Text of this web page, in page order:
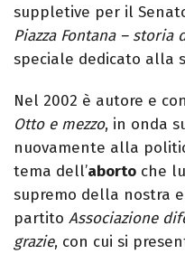
suppletive per il
Piazza Fontana –
speciale dedicato alla
Nel 2002 è autore e
Otto e mezzo, in onda
nuovamente alla
tema dell’aborto che
supremo della nostra
partito Associazione
grazie, con cui si